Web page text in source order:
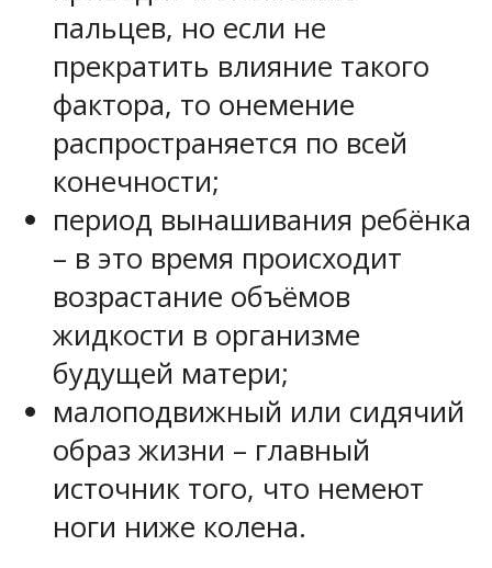
пальцев, но если не
прекратить влияние такого
фактора, то онемение
распространяется по всей
конечности;
период вынашивания ребёнка
– в это время происходит
возрастание объёмов
жидкости в организме
будущей матери;
малоподвижный или сидячий
образ жизни – главный
источник того, что немеют
ноги ниже колена.